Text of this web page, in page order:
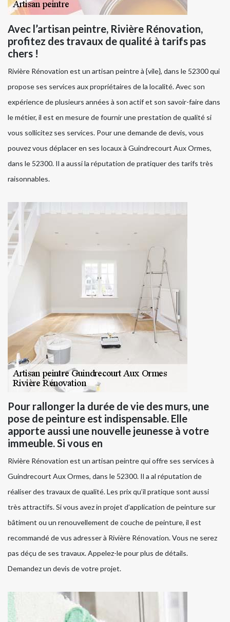
Avec l’artisan peintre, Rivière Rénovation,
profitez des travaux de qualité à tarifs pas
chers !
Rivière Rénovation est un artisan peintre à {vile}, dans le 52300 qui
propose ses services aux propriétaires de la localité. Avec son
expérience de plusieurs années à son actif et son savoir-faire dans
le métier, il est en mesure de fournir une prestation de qualité si
vous sollicitez ses services. Pour une demande de devis, vous
pouvez vous déplacer en ses locaux à Guindrecourt Aux Ormes,
dans le 52300. Il a aussi la réputation de pratiquer des tarifs très
raisonnables.
Pour rallonger la durée de vie des murs, une
pose de peinture est indispensable. Elle
apporte aussi une nouvelle jeunesse à votre
immeuble. Si vous en
Rivière Rénovation est un artisan peintre qui offre ses services à
Guindrecourt Aux Ormes, dans le 52300. Il a al réputation de
réaliser des travaux de qualité. Les prix qu’il pratique sont aussi
très attractifs. Si vous avez in projet d’application de peinture sur
bâtiment ou un renouvellement de couche de peinture, il est
recommandé de vus adresser à Rivière Rénovation. Vous ne serez
pas déçu de ses travaux. Appelez-le pour plus de détails.
Demandez un devis de votre projet.